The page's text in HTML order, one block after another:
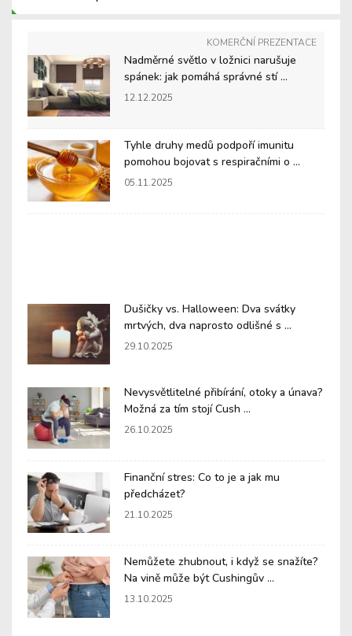
KOMERČNÍ PREZENTACE
Nadměrné světlo v ložnici narušuje
spánek: jak pomáhá správné stí ...
12.12.2025
Tyhle druhy medů podpoří imunitu
pomohou bojovat s respiračními o ...
05.11.2025
Dušičky vs. Halloween: Dva svátky
mrtvých, dva naprosto odlišné s ...
29.10.2025
Nevysvětlitelné přibírání, otoky a únava?
Možná za tím stojí Cush ...
26.10.2025
Finanční stres: Co to je a jak mu
předcházet?
21.10.2025
Nemůžete zhubnout, i když se snažíte?
Na vině může být Cushingův ...
13.10.2025